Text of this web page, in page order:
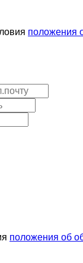
положения
положения об